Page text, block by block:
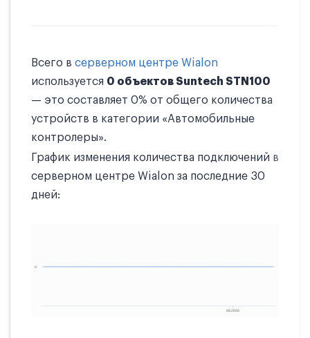
Всего в серверном центре Wialon
используется 0 объектов Suntech STN100
— это составляет 0% от общего количества
устройств в категории «Автомобильные
контролеры».
График изменения количества подключений в
серверном центре Wialon за последние 30
дней: